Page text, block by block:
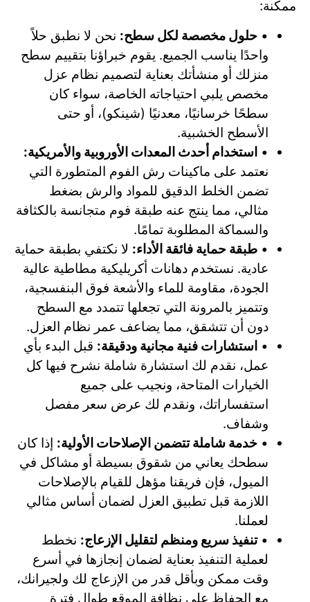
ممكنة:
• حلول مخصصة لكل سطح: نحن لا نطبق حلاً
واحدًا يناسب الجميع. يقوم خبراؤنا بتقييم سطح
منزلك أو منشأتك بعناية لتصميم نظام عزل
مخصص يلبي احتياجاته الخاصة، سواء كان
سطحًا خرسانيًا، معدنيًا (شينكو)، أو حتى
الأسطح الخشبية.
• استخدام أحدث المعدات الأوروبية والأمريكية:
نعتمد على ماكينات رش الفوم المتطورة التي
تضمن الخلط الدقيق للمواد والرش بضغط
مثالي، مما ينتج عنه طبقة فوم متجانسة بالكثافة
والسماكة المطلوبة تمامًا.
• طبقة حماية فائقة الأداء: لا نكتفي بطبقة حماية
عادية. نستخدم دهانات أكريليكية مطاطية عالية
الجودة، مقاومة للماء والأشعة فوق البنفسجية،
وتتميز بالمرونة التي تجعلها تتمدد مع السطح
دون أن تتشقق، مما يضاعف عمر نظام العزل.
• استشارات فنية مجانية ودقيقة: قبل البدء بأي
عمل، نقدم لك استشارة شاملة نشرح فيها كل
الخيارات المتاحة، ونجيب على جميع
استفساراتك، ونقدم لك عرض سعر مفصل
وشفاف.
• خدمة شاملة تتضمن الإصلاحات الأولية: إذا كان
سطحك يعاني من شقوق بسيطة أو مشاكل في
الميول، فإن فريقنا مؤهل للقيام بالإصلاحات
اللازمة قبل تطبيق العزل لضمان أساس مثالي
لعملنا.
•تنفيذ سريع ومنظم لتقليل الإزعاج: نخطط
لعملية التنفيذ بعناية لضمان إنجازها في أسرع
وقت ممكن وبأقل قدر من الإزعاج لك ولجيرانك،
مع الحفاظ على نظافة الموقع طوال فترة